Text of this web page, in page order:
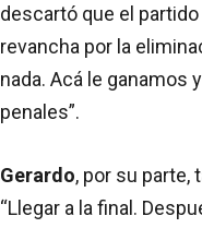
descartó que el
revancha por la
nada. Acá le ganamos
penales”.
Gerardo, por su parte,
“Llegar a la final.